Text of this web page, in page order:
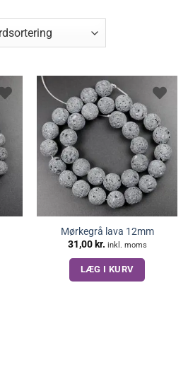
Mørkegrå lava 12mm
31,00 kr. inkl. moms
LÆG I KURV